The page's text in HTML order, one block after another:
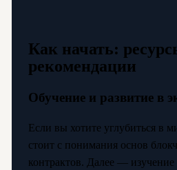
Как начать:
рекомендации
Обучение и развитие в
Если вы хотите углубиться в
стоит с понимания основ
контрактов. Далее —